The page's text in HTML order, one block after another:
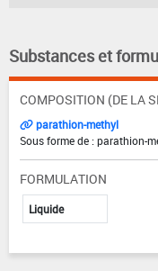
Substances et
COMPOSITION (DE LA
parathion-methyl
Sous forme de : parathion-
FORMULATION
Liquide